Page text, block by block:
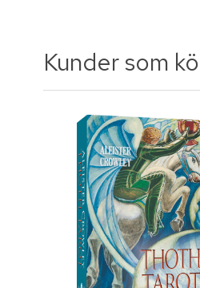
Kunder som